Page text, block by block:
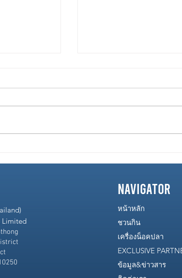
หลังจับ
Limited
navigator
หน้าหลัก
ชวนกิน
เครื่องน็อคปลา
EXCLUSIVE
ข้อมูล&ข่าวสาร